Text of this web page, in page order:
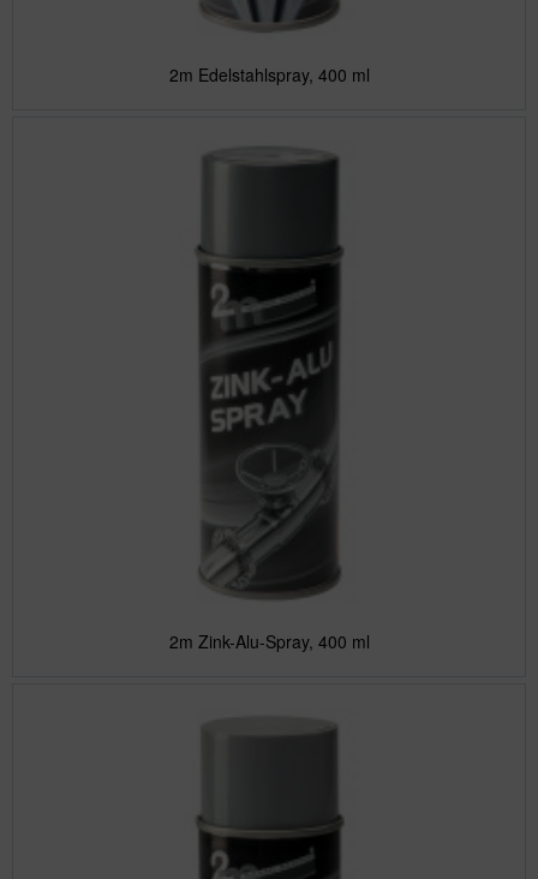
2m Edelstahlspray, 400 ml
2m Zink-Alu-Spray, 400 ml